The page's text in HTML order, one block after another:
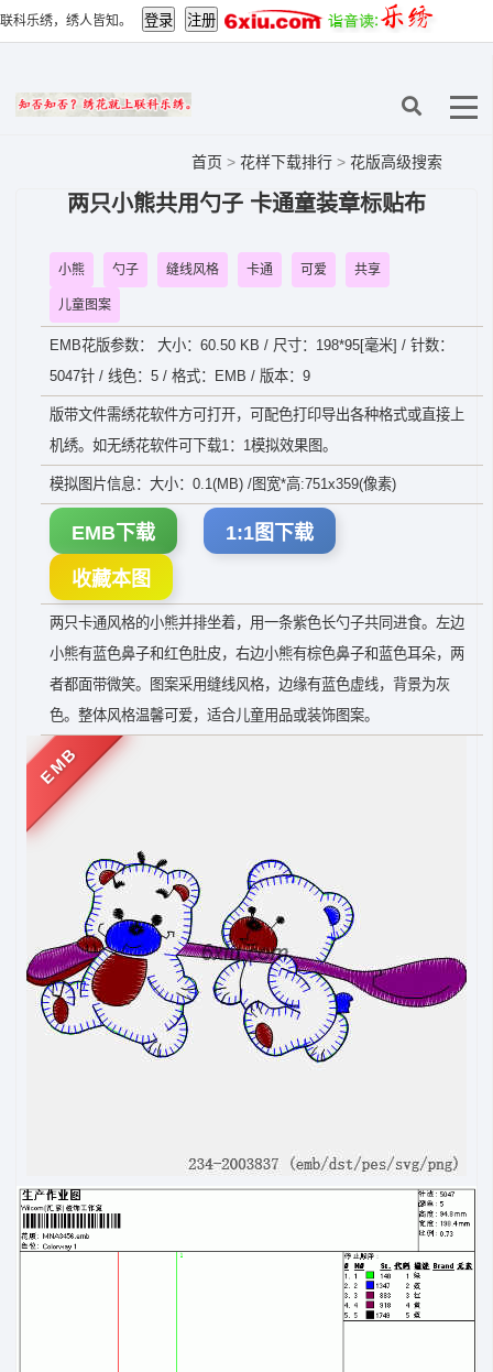
联科乐绣，绣人皆知。
首页 > 花样下载排行 > 花版高级搜索
两只小熊共用勺子 卡通童装章标贴布
小熊 勺子 缝线风格 卡通 可爱 共享
儿童图案
EMB花版参数： 大小：60.50 KB / 尺寸：198*95[毫米] / 针数：
5047针 / 线色：5 / 格式：EMB / 版本：9
版带文件需绣花软件方可打开，可配色打印导出各种格式或直接上
机绣。如无绣花软件可下载1：1模拟效果图。
模拟图片信息：大小：0.1(MB) /图宽*高:751x359(像素)
EMB下载 1:1图下载
收藏本图
两只卡通风格的小熊并排坐着，用一条紫色长勺子共同进食。左边
小熊有蓝色鼻子和红色肚皮，右边小熊有棕色鼻子和蓝色耳朵，两
者都面带微笑。图案采用缝线风格，边缘有蓝色虚线，背景为灰
色。整体风格温馨可爱，适合儿童用品或装饰图案。
EMB